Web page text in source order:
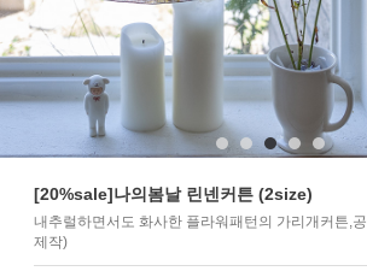
[20%sale]나의봄날 린넨커튼 (2size)
내추럴하면서도 화사한 플라워패턴의 가리개커튼,
제작)